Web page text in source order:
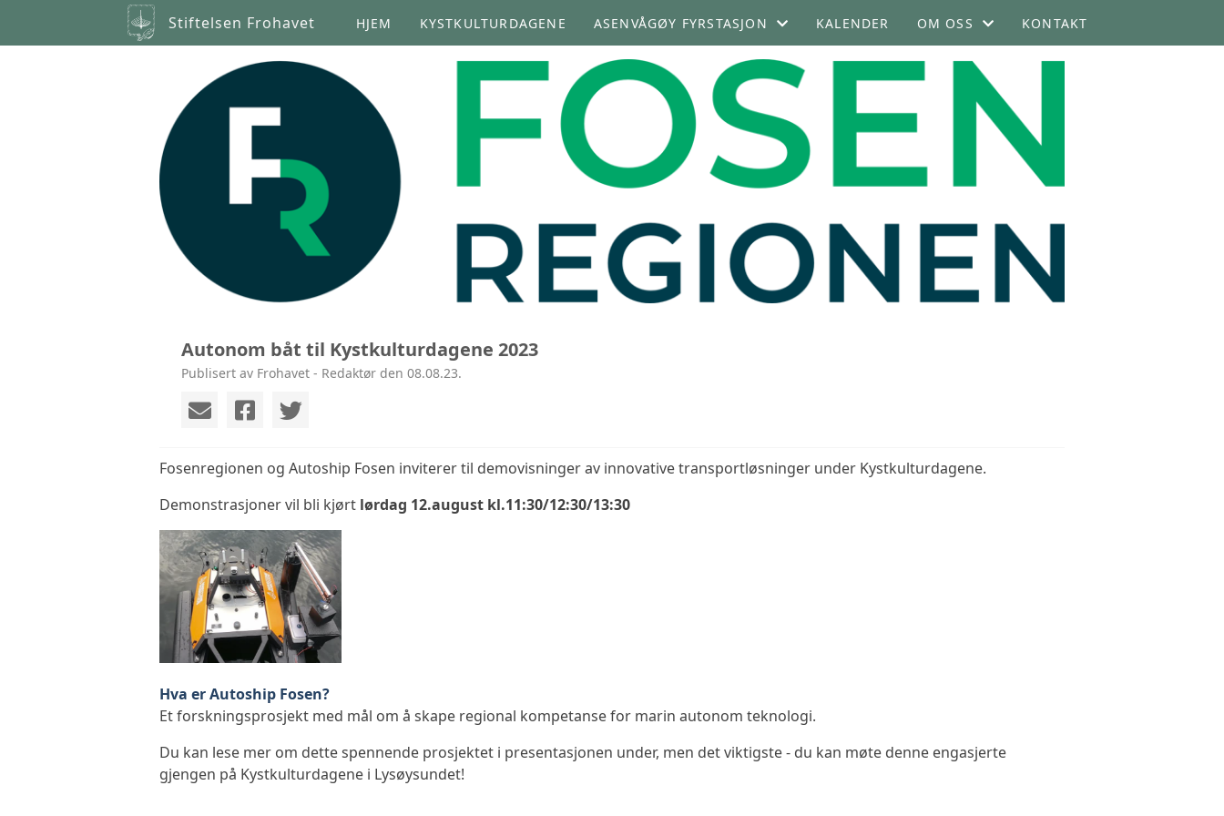
Stiftelsen Frohavet HJEM KYSTKULTURDAGENE ASENVÅGØY FYRSTASJON
OM ASENVÅGØY FYRSTASJON
LEIE AV FYRET
KALENDER OM OSS
STIFTELSEN
STYREOVERSIKT
VEDTEKTER
KONTAKT
Autonom båt til Kystkulturdagene 2023
Publisert av Frohavet - Redaktør den 08.08.23.
Fosenregionen og Autoship Fosen inviterer til demovisninger av innovative transportløsninger under Kystkulturdagene.
Demonstrasjoner vil bli kjørt lørdag 12.august kl.11:30/12:30/13:30
Hva er Autoship Fosen?
Et forskningsprosjekt med mål om å skape regional kompetanse for marin autonom teknologi.
Du kan lese mer om dette spennende prosjektet i presentasjonen under, men det viktigste - du kan møte denne engasjerte
gjengen på Kystkulturdagene i Lysøysundet!